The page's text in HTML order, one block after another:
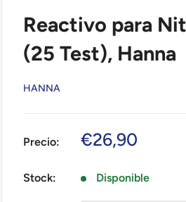
Reactivo para
(25 Test), Hanna
HANNA
Precio:
Precio
venta
€26,90
Stock: Disponible